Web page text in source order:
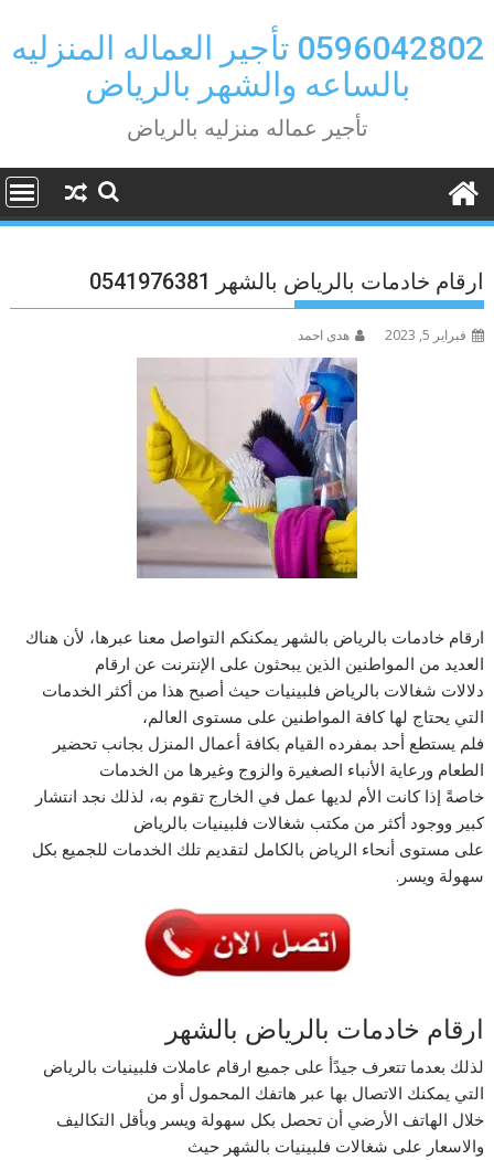
to
content
0596042802 تأجير العماله المنزليه
بالساعه والشهر بالرياض
تأجير عماله منزليه بالرياض
ارقام خادمات بالرياض بالشهر 0541976381
فبراير 5, 2023 هدى احمد
ارقام خادمات بالرياض بالشهر يمكنكم التواصل معنا عبرها، لأن هناك
العديد من المواطنين الذين يبحثون على الإنترنت عن ارقام
دلالات شغالات بالرياض فلبينيات حيث أصبح هذا من أكثر الخدمات
التي يحتاج لها كافة المواطنين على مستوى العالم،
فلم يستطع أحد بمفرده القيام بكافة أعمال المنزل بجانب تحضير
الطعام ورعاية الأنباء الصغيرة والزوج وغيرها من الخدمات
خاصةً إذا كانت الأم لديها عمل في الخارج تقوم به، لذلك نجد انتشار
كبير ووجود أكثر من مكتب شغالات فلبينيات بالرياض
على مستوى أنحاء الرياض بالكامل لتقديم تلك الخدمات للجميع بكل
سهولة ويسر.
ارقام خادمات بالرياض بالشهر
لذلك بعدما تتعرف جيدًأ على جميع ارقام عاملات فلبينيات بالرياض
التي يمكنك الاتصال بها عبر هاتفك المحمول أو من
خلال الهاتف الأرضي أن تحصل بكل سهولة ويسر وبأقل التكاليف
والاسعار على شغالات فلبينيات بالشهر حيث